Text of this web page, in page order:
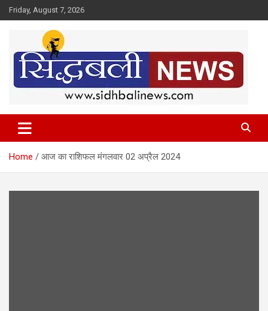
Skip
to
Friday, August 7, 2026
Sidhbali News
Home आज का राशिफल मंगलवार 02 अप्रैल 2024